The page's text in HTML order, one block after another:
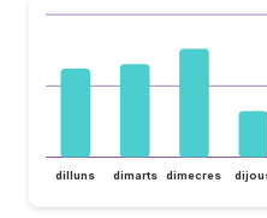
dilluns dimarts dimecres